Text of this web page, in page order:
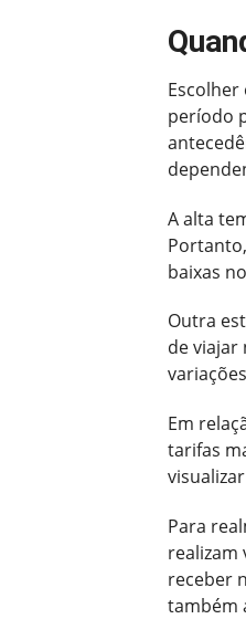
período
A alta
baixas
Outra
de viajar
Em
tarifas
Para
realizam
receber
também